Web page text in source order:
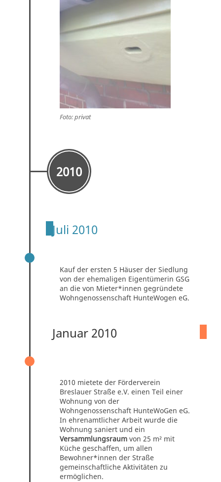
Foto: privat
2010
Juli 2010
Kauf der ersten 5 Häuser der Siedlung
von der ehemaligen Eigentümerin GSG
an die von Mieter*innen gegründete
Wohngenossenschaft HunteWogen eG.
Januar 2010
2010 mietete der Förderverein
Breslauer Straße e.V. einen Teil einer
Wohnung von der
Wohngenossenschaft HunteWoGen eG.
In ehrenamtlicher Arbeit wurde die
Wohnung saniert und ein
Versammlungsraum von 25 m² mit
Küche geschaffen, um allen
Bewohner*innen der Straße
gemeinschaftliche Aktivitäten zu
ermöglichen.